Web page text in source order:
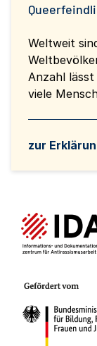
Weltweit
Anzahl
viele
zur